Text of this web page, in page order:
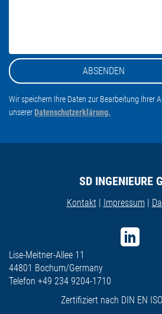
Wir speichern Ihre Daten zur Bearbeitung Ihrer
unsererDatenschutzerklärung.
SD INGENIEURE
Kontakt | Impressum |
Lise-Meitner-Allee 11
44801 Bochum/Germany
Telefon +49 234 9204-1710
Zertifiziert nach DIN EN